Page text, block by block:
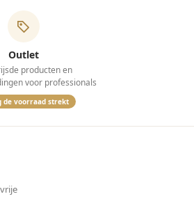
Outlet
producten en
voor professionals
de voorraad strekt